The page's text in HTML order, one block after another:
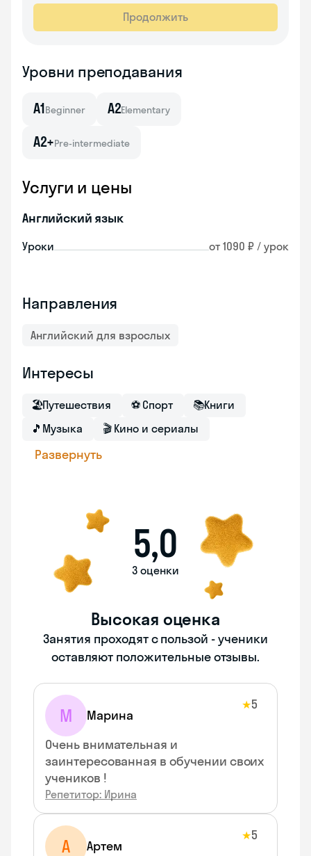
Продолжить
Уровни преподавания
A1Beginner A2Elementary
A2+Pre-intermediate
Услуги и цены
Английский язык
Уроки от 1090 ₽ / урок
Направления
Английский для взрослых
Интересы
🏖Путешествия ⚽ Спорт 📚Книги
🎵 Музыка 🎬 Кино и сериалы
Развернуть
5,0
3 оценки
Высокая оценка
Занятия проходят с пользой - ученики
оставляют положительные отзывы.
М Марина
★5
Очень внимательная и
заинтересованная в обучении своих
учеников !
Репетитор: Ирина
А Артем
★5